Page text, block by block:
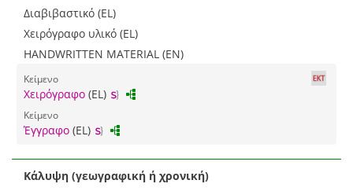
Διαβιβαστικό (EL)
Χειρόγραφο υλικό (EL)
HANDWRITTEN MATERIAL (EN)
Κείμενο
Χειρόγραφο (EL)
Κείμενο
Έγγραφο (EL)
Κάλυψη (γεωγραφική ή χρονική)